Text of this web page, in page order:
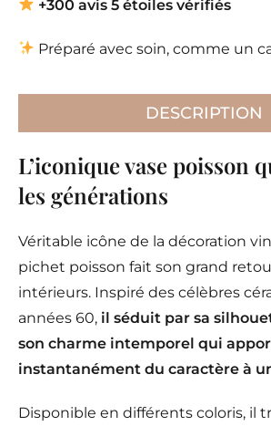
+300 avis 5 étoiles vérifiés
Préparé avec soin, comme un
DESCRIPTION
L’iconique vase poisson
les générations
Véritable icône de la décoration
pichet poisson fait son grand
intérieurs. Inspiré des célèbres
années 60, il séduit par sa
son charme intemporel qui
instantanément du caractère à
Disponible en différents coloris, il